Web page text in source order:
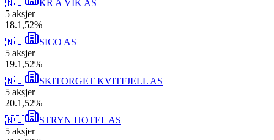
🇳🇴
KR A VIK AS
5 aksjer
18.1,52%
🇳🇴
SICO AS
5 aksjer
19.1,52%
🇳🇴
SKITORGET KVITFJELL AS
5 aksjer
20.1,52%
🇳🇴
STRYN HOTEL AS
5 aksjer